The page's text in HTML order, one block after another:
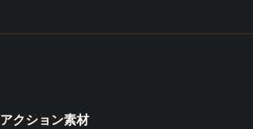
アクション素材